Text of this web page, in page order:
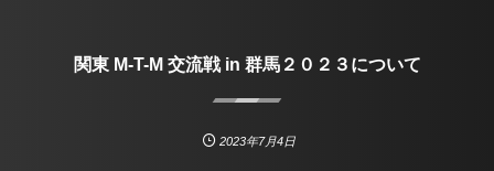
関東 M-T-M 交流戦 in 群馬２０２３について
2023年7月4日